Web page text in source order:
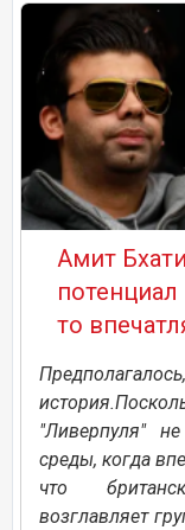
Амит
то
"Ливерпуля"
среды, когда
что
возглавляет